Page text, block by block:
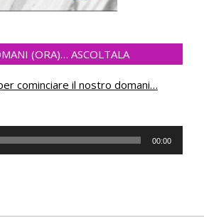
(ORA)… ASCOLTALA
cominciare il nostro domani…
00:00